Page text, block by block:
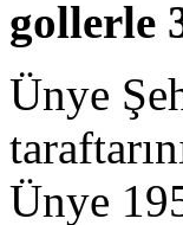
gollerle
Ünye
Ünye